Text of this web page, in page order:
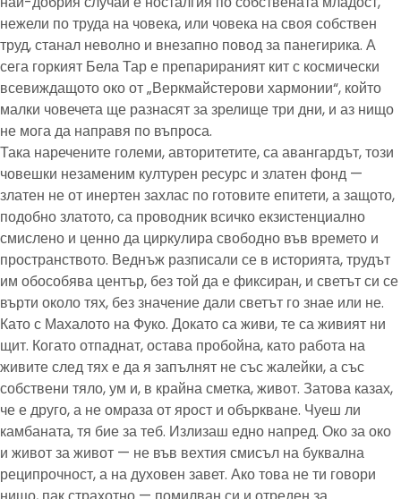
нежели по труда на човека, или човека на своя собствен
труд, станал неволно и внезапно повод за панегирика. А
сега горкият Бела Тар е препарираният кит с космически
всевиждащото око от „Веркмайстерови хармонии“, който
малки човечета ще разнасят за зрелище три дни, и аз нищо
не мога да направя по въпроса.
Така наречените големи, авторитетите, са авангардът, този
човешки незаменим културен ресурс и златен фонд —
златен не от инертен захлас по готовите епитети, а защото,
подобно златото, са проводник всичко екзистенциално
смислено и ценно да циркулира свободно във времето и
пространството. Веднъж разписали се в историята, трудът
им обособява център, без той да е фиксиран, и светът си се
върти около тях, без значение дали светът го знае или не.
Като с Махалото на Фуко. Докато са живи, те са живият ни
щит. Когато отпаднат, остава пробойна, като работа на
живите след тях е да я запълнят не със жалейки, а със
собствени тяло, ум и, в крайна сметка, живот. Затова казах,
че е друго, а не омраза от ярост и объркване. Чуеш ли
камбаната, тя бие за теб. Излизаш едно напред. Око за око
и живот за живот — не във вехтия смисъл на буквална
реципрочност, а на духовен завет. Ако това не ти говори